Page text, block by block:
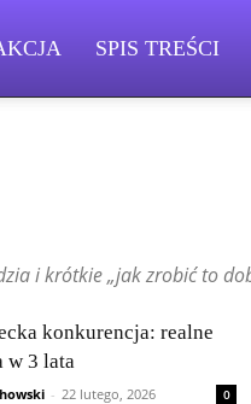
SPIS TREŚCI
Suzuki Tesla
Toyota
i krótkie „jak zrobić to
konkurencja: realne
w 3 lata
- 22 lutego, 2026 0